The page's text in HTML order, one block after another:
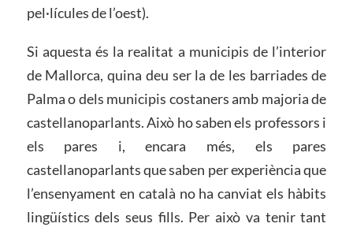
pel·lícules de l’oest).
Si aquesta és la realitat a municipis de l’interior
de Mallorca, quina deu ser la de les barriades de
Palma o dels municipis costaners amb majoria de
castellanoparlants. Això ho saben els professors i
els pares i, encara més, els pares
castellanoparlants que saben per experiència que
l’ensenyament en català no ha canviat els hàbits
lingüístics dels seus fills. Per això va tenir tant